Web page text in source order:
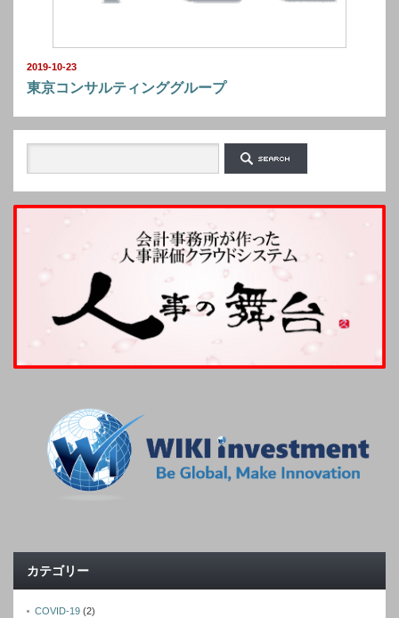
2019-10-23
東京コンサルティンググループ
カテゴリー
COVID-19 (2)